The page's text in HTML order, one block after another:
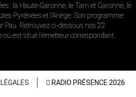
: la Haute-Garonne, le Tarn et Garonne, le
Pyrénées et l’Ariège. Son programme
Pau. Retrouvez ci-dessous nos 22
est situé l’émetteur correspondant.
RADIO PRÉSENCE 2026